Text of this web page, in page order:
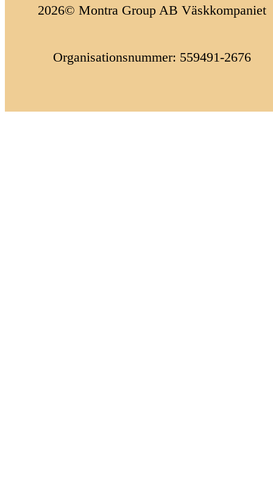
2026© Montra Group AB Väskkompaniet
Organisationsnummer: 559491-2676